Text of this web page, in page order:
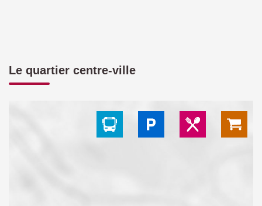
Le quartier centre-ville